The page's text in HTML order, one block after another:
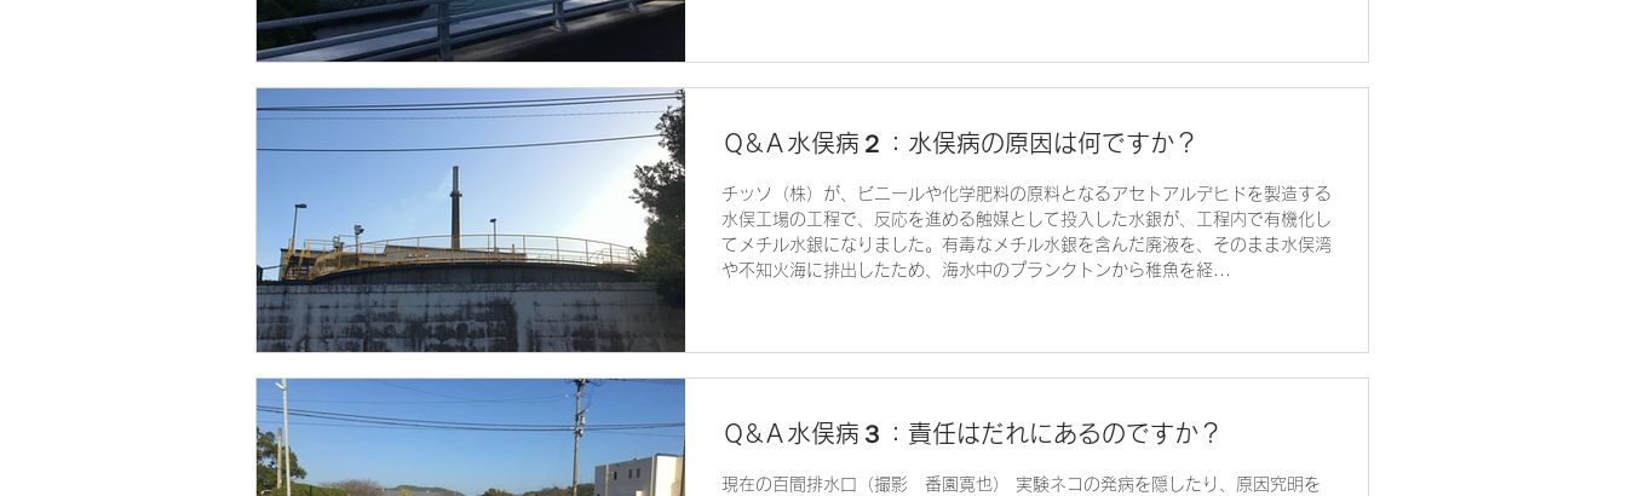
Ｑ&Ａ水俣病２：水俣病の原因は何ですか？
チッソ（株）が、ビニールや化学肥料の原料となるアセトアルデヒドを製造する
水俣工場の工程で、反応を進める触媒として投入した水銀が、工程内で有機化し
てメチル水銀になりました。有毒なメチル水銀を含んだ廃液を、そのまま水俣湾
や不知火海に排出したため、海水中のプランクトンから稚魚を経...
Ｑ&Ａ水俣病３：責任はだれにあるのですか？
現在の百間排水口（撮影 番園寛也） 実験ネコの発病を隠したり、原因究明を